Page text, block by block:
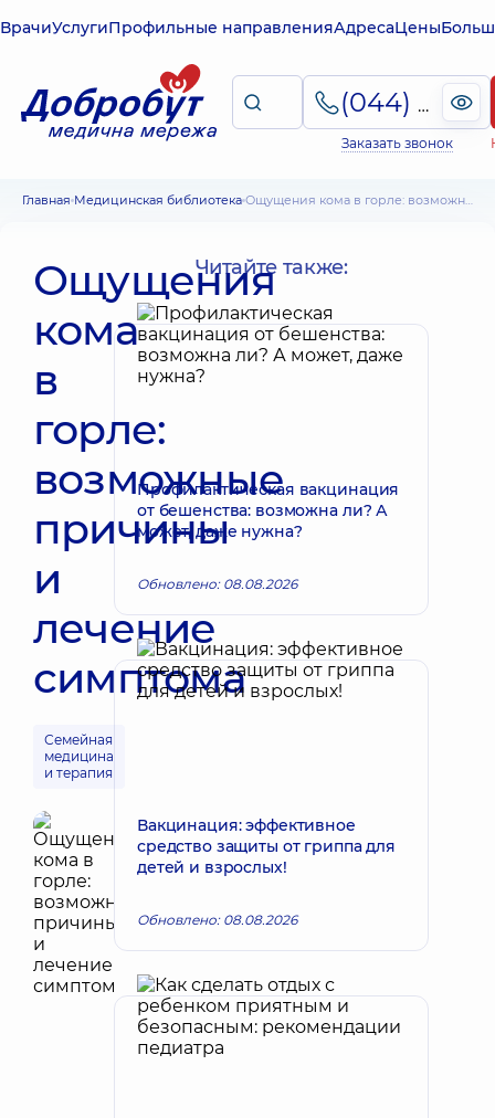
ВрачиУслугиПрофильные направленияАдресаЦены
(044) 495-2-888
Заказать звонок
Главная Медицинская библиотека Ощущения кома в горле: возможные причины и лечение симптома
Ощущения
кома
в
горле:
возможные
причины
и
лечение
симптома
Семейная
медицина
и терапия
Читайте также:
Профилактическая вакцинация
от бешенства: возможна ли? А
может, даже нужна?
Обновлено: 08.08.2026
Вакцинация: эффективное
средство защиты от гриппа для
детей и взрослых!
Обновлено: 08.08.2026